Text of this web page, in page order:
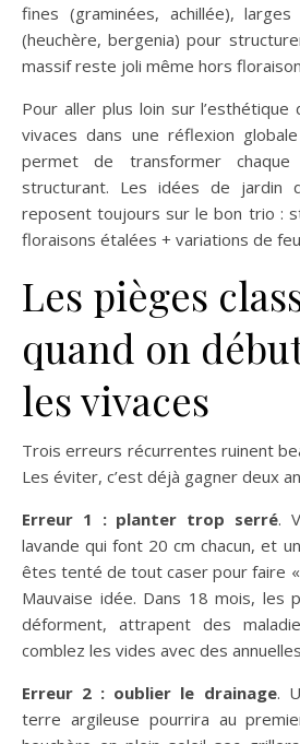
fines (graminées, achillée),
(heuchère, bergenia) pour
massif reste joli même hors
Pour aller plus loin sur
vivaces dans une réflexion
permet de transformer
structurant. Les idées de jardin
reposent toujours sur le bon trio :
floraisons étalées + variations de
Les pièges
quand on
les vivaces
Trois erreurs récurrentes ruinent
Les éviter, c’est déjà gagner deux
Erreur 1 : planter trop serré.
lavande qui font 20 cm chacun, et
êtes tenté de tout caser pour faire
Mauvaise idée. Dans 18 mois, les
déforment, attrapent des
comblez les vides avec des
Erreur 2 : oublier le drainage.
terre argileuse pourrira au